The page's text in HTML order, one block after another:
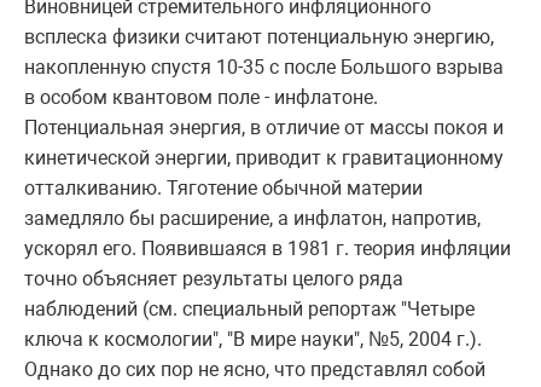
Виновницей стремительного инфляционного
всплеска физики считают потенциальную энергию,
накопленную спустя 10-35 с после Большого взрыва
в особом квантовом поле - инфлатоне.
Потенциальная энергия, в отличие от массы покоя и
кинетической энергии, приводит к гравитационному
отталкиванию. Тяготение обычной материи
замедляло бы расширение, а инфлатон, напротив,
ускорял его. Появившаяся в 1981 г. теория инфляции
точно объясняет результаты целого ряда
наблюдений (см. специальный репортаж "Четыре
ключа к космологии", "В мире науки", №5, 2004 г.).
Однако до сих пор не ясно, что представлял собой